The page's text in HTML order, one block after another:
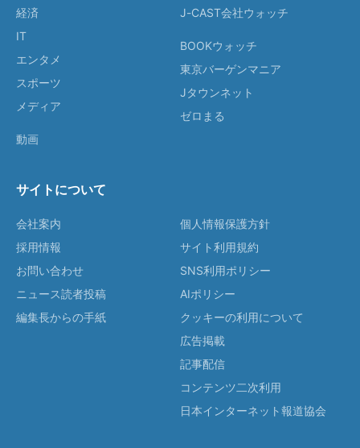
経済
IT
エンタメ
スポーツ
メディア
動画
J-CAST会社ウォッチ
BOOKウォッチ
東京バーゲンマニア
Jタウンネット
ゼロまる
サイトについて
会社案内
採用情報
お問い合わせ
ニュース読者投稿
編集長からの手紙
個人情報保護方針
サイト利用規約
SNS利用ポリシー
AIポリシー
クッキーの利用について
広告掲載
記事配信
コンテンツ二次利用
日本インターネット報道協会